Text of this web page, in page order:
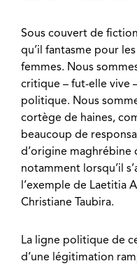
Sous couvert de
qu’il fantasme pour
femmes. Nous
critique – fut-elle vive
politique. Nous
cortège de haines,
beaucoup de
d’origine maghrébine
notamment lorsqu’il
l’exemple de Laetitia
Christiane Taubira.
La ligne politique de
d’une légitimation